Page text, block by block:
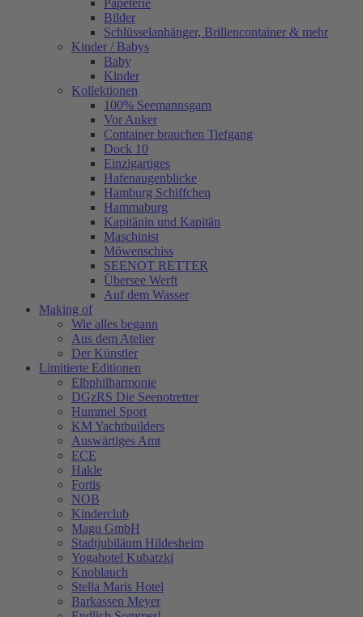
Papeterie
Bilder
Schlüsselanhänger, Brillencontainer & mehr
Kinder / Babys
Baby
Kinder
Kollektionen
100% Seemannsgarn
Vor Anker
Container brauchen Tiefgang
Dock 10
Einzigartiges
Hafenaugen­blicke
Hamburg Schiffchen
Hammaburg
Kapitänin und Kapitän
Maschinist
Möwenschiss
SEENOT RETTER
Übersee Werft
Auf dem Wasser
Making of
Wie alles begann
Aus dem Atelier
Der Künstler
Limitierte Editionen
Elbphilharmonie
DGzRS Die Seenotretter
Hummel Sport
KM Yachtbuilders
Auswärtiges Amt
ECE
Hakle
Fortis
NOB
Kinderclub
Magu GmbH
Stadtjubiläum Hildesheim
Yogahotel Kubatzki
Knoblauch
Stella Maris Hotel
Barkassen Meyer